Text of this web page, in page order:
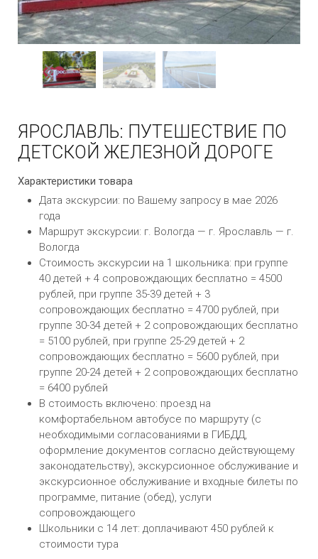
ЯРОСЛАВЛЬ: ПУТЕШЕСТВИЕ ПО
ДЕТСКОЙ ЖЕЛЕЗНОЙ ДОРОГЕ
Характеристики товара
Дата экскурсии: по Вашему запросу в мае 2026
года
Маршрут экскурсии: г. Вологда — г. Ярославль — г.
Вологда
Стоимость экскурсии на 1 школьника: при группе
40 детей + 4 сопровождающих бесплатно = 4500
рублей, при группе 35-39 детей + 3
сопровождающих бесплатно = 4700 рублей, при
группе 30-34 детей + 2 сопровождающих бесплатно
= 5100 рублей, при группе 25-29 детей + 2
сопровождающих бесплатно = 5600 рублей, при
группе 20-24 детей + 2 сопровождающих бесплатно
= 6400 рублей
В стоимость включено: проезд на
комфортабельном автобусе по маршруту (с
необходимыми согласованиями в ГИБДД,
оформление документов согласно действующему
законодательству), экскурсионное обслуживание и
экскурсионное обслуживание и входные билеты по
программе, питание (обед), услуги
сопровождающего
Школьники с 14 лет: доплачивают 450 рублей к
стоимости тура